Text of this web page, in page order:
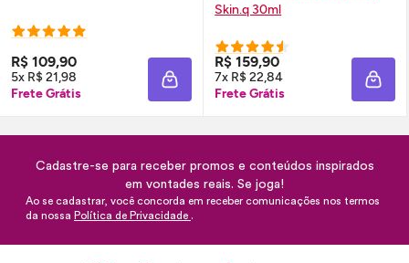
R$ 109,90
5x R$ 21,98
Frete Grátis
ADICIONAR À SACOLA
Skin.q 30ml
R$ 159,90
7x R$ 22,84
Frete Grátis
Cadastre-se para receber promos e conteúdos inspirados
em vontades reais. Se joga!
Ao se cadastrar, você concorda em receber comunicações nos termos
da nossa Política de Privacidade .